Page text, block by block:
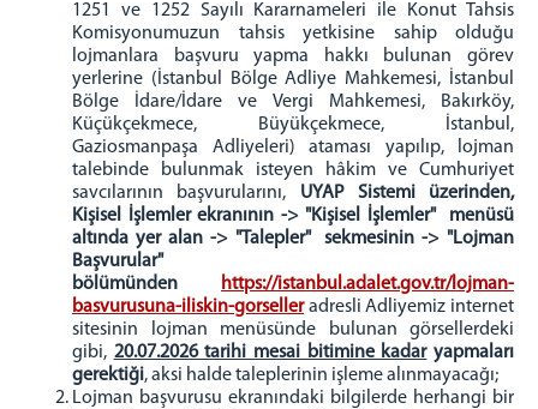
Personelin Görevleri
Görünümler
Ceza Mahkemeleri Ön Bürosu
Çalışma Esasları
Ön Büro Tanıtım Broşürleri
Görünümler
Hukuk Mahkemeleri Ön Bürosu
Hukuk Mahkemeleri Çalışma Esasları
Muhabere Hukuk Mahkemeleri Ön Büro
Çalışma Esasları
Hukuk Mahkemeleri Tevzi Bürosu Çalışma
Esasları
Ön Büro Tanıtım Broşürü
1251 ve 1252 Sayılı Kararnameleri ile Konut Tahsis
Komisyonumuzun tahsis yetkisine sahip olduğu
lojmanlara başvuru yapma hakkı bulunan görev
yerlerine (İstanbul Bölge Adliye Mahkemesi, İstanbul
Bölge İdare/İdare ve Vergi Mahkemesi, Bakırköy,
Küçükçekmece, Büyükçekmece, İstanbul,
Gaziosmanpaşa Adliyeleri) ataması yapılıp, lojman
talebinde bulunmak isteyen hâkim ve Cumhuriyet
savcılarının başvurularını, UYAP Sistemi üzerinden,
Kişisel İşlemler ekranının -> "Kişisel İşlemler" menüsü
altında yer alan -> "Talepler" sekmesinin -> "Lojman
Başvurular"
bölümünden
https://istanbul.adalet.gov.tr/lojman-
basvurusuna-iliskin-gorselleradresli Adliyemiz internet
sitesinin lojman menüsünde bulunan görsellerdeki
gibi, 20.07.2026 tarihi mesai bitimine kadaryapmaları
gerektiği, aksi halde taleplerinin işleme alınmayacağı;
Lojman başvurusu ekranındaki bilgilerde herhangi bir